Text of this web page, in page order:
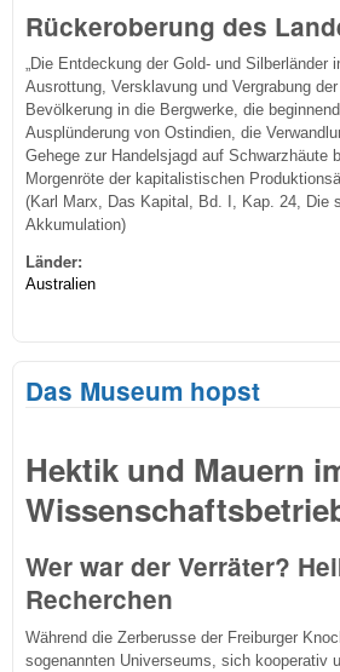
Rückeroberung des
„Die Entdeckung der Gold- und Silberländer
Ausrottung, Versklavung und Vergrabung
Bevölkerung in die Bergwerke, die
Ausplünderung von Ostindien, die
Gehege zur Handelsjagd auf Schwarzhäute
Morgenröte der kapitalistischen
(Karl Marx, Das Kapital, Bd. I, Kap. 24, Die
Akkumulation)
Länder:
Australien
Das Museum hopst
Hektik und Mauern
Wer war der Verräter?
Recherchen
Während die Zerberusse der Freiburger
sogenannten Universeums, sich kooperativ